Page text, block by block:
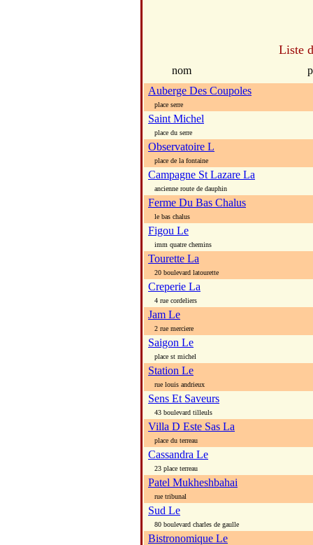
Liste
nom
Auberge Des Coupoles
place serre
Saint Michel
place du serre
Observatoire L
place de la fontaine
Campagne St Lazare La
ancienne route de dauphin
Ferme Du Bas Chalus
le bas chalus
Figou Le
imm quatre chemins
Tourette La
20 boulevard latourette
Creperie La
4 rue cordeliers
Jam Le
2 rue merciere
Saigon Le
place st michel
Station Le
rue louis andrieux
Sens Et Saveurs
43 boulevard tilleuls
Villa D Este Sas La
place du terreau
Cassandra Le
23 place terreau
Patel Mukheshbahai
rue tribunal
Sud Le
80 boulevard charles de gaulle
Bistronomique Le